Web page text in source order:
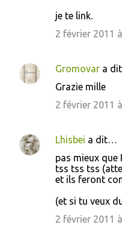
je te link.
2 février 2011
Gromovar a
Grazie mille
2 février 2011
Lhisbei a dit…
pas mieux que
tss tss tss
et ils feront
(et si tu veux
2 février 2011